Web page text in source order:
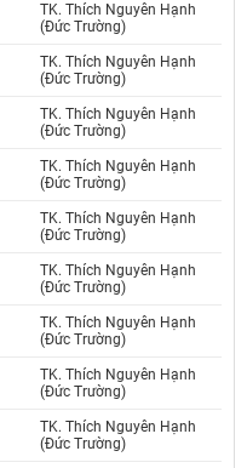
TK. Thích Nguyên Hạnh
(Đức Trường)
TK. Thích Nguyên Hạnh
(Đức Trường)
TK. Thích Nguyên Hạnh
(Đức Trường)
TK. Thích Nguyên Hạnh
(Đức Trường)
TK. Thích Nguyên Hạnh
(Đức Trường)
TK. Thích Nguyên Hạnh
(Đức Trường)
TK. Thích Nguyên Hạnh
(Đức Trường)
TK. Thích Nguyên Hạnh
(Đức Trường)
TK. Thích Nguyên Hạnh
(Đức Trường)